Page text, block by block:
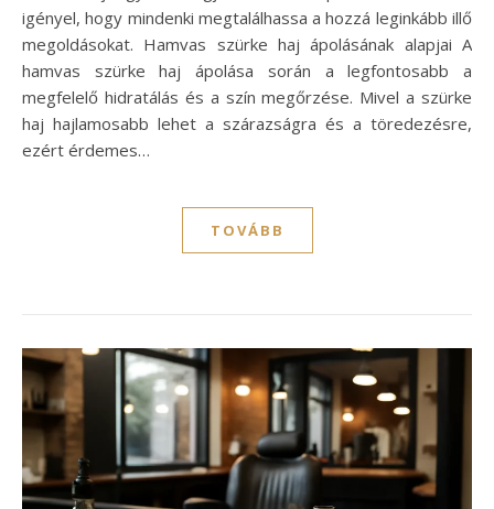
igényel, hogy mindenki megtalálhassa a hozzá leginkább illő
megoldásokat. Hamvas szürke haj ápolásának alapjai A
hamvas szürke haj ápolása során a legfontosabb a
megfelelő hidratálás és a szín megőrzése. Mivel a szürke
haj hajlamosabb lehet a szárazságra és a töredezésre,
ezért érdemes…
TOVÁBB